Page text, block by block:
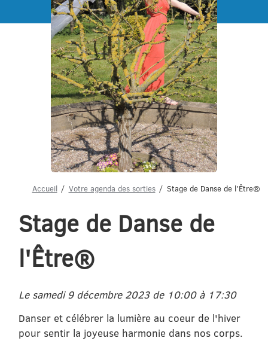
Menu
Accueil Votre agenda des sorties Stage de Danse de l'Être®
Stage de Danse de
l'Être®
Le samedi 9 décembre 2023 de 10:00 à 17:30
Danser et célébrer la lumière au coeur de l'hiver
pour sentir la joyeuse harmonie dans nos corps.